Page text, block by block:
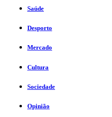
Saúde
Desporto
Mercado
Cultura
Sociedade
Opinião